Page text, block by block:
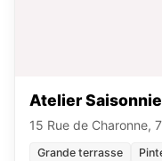
Atelier
15 Rue de Charonne,
Grande terrasse